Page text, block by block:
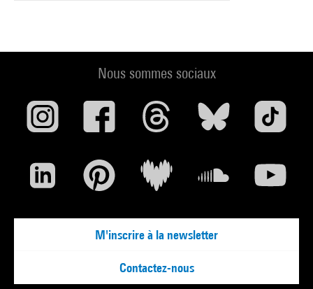
Nous sommes sociaux
M'inscrire à la newsletter
Contactez-nous